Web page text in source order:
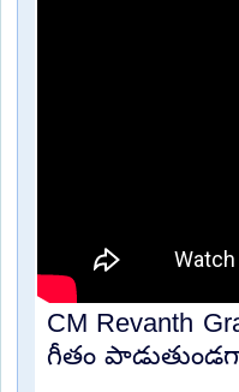
CM Revanth
గీతం